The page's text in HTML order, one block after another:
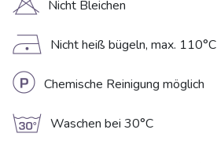
H Nicht Bleichen
D Nicht heiß bügeln, max. 110°C
L Chemische Reinigung möglich
g Waschen bei 30°C